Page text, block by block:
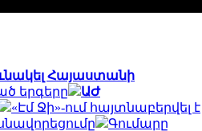
Հայաստանի
երգերը
ԱԺ
«Էմ Ջի»-ում հայտնաբերվել է
Գումարը